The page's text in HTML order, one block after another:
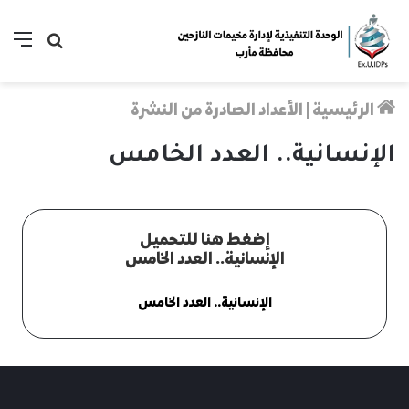
الرئيسية الأعداد الصادرة من النشرة
الإنسانية.. العدد الخامس
إضغط هنا للتحميل
الإنسانية.. العدد الخامس
الإنسانية.. العدد الخامس